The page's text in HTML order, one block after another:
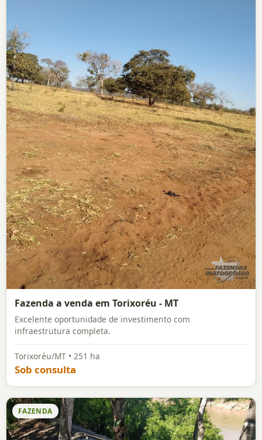
Fazenda a venda em Torixoréu - MT
Excelente oportunidade de investimento com
infraestrutura completa.
Torixoréu/MT • 251 ha
Sob consulta
FAZENDA